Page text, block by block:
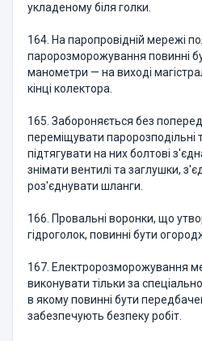
укладеному біля голки.
164. На паропровідній мережі
паророзморожування повинні
манометри — на виході
кінці колектора.
165. Забороняється без
переміщувати паророзподільні
підтягувати на них болтові
знімати вентилі та заглушки,
роз'єднувати шланги.
166. Провальні воронки, що
гідроголок, повинні бути
167. Електророзморожування
виконувати тільки за
в якому повинні бути
забезпечують безпеку робіт.